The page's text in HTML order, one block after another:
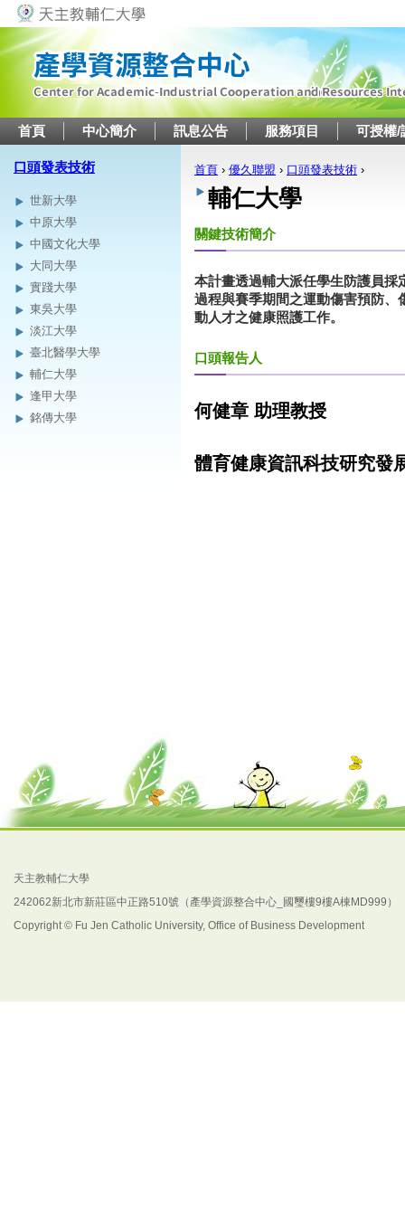
首頁 中心簡介 訊息公告 服務項目 可授權/
口頭發表技術
世新大學
中原大學
中國文化大學
大同大學
實踐大學
東吳大學
淡江大學
臺北醫學大學
輔仁大學
逢甲大學
銘傳大學
您在這裡
首頁 › 優久聯盟 › 口頭發表技術 ›
輔仁大學
關鍵技術簡介
本計畫透過輔大派任學生防護員採
過程與賽季期間之運動傷害預防
動人才之健康照護工作。
口頭報告人
何健章 助理教授
體育健康資訊科技研究發
天主教輔仁大學
242062新北市新莊區中正路510號（產學資源整合中心_國璽樓9樓A棟MD999）
Copyright © Fu Jen Catholic University, Office of Business Development